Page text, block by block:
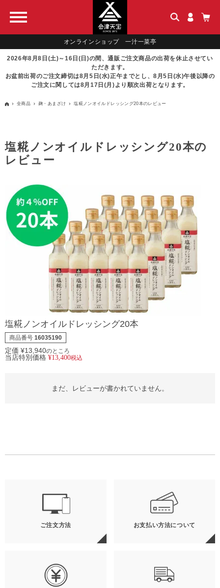
オンラインショップ 一汁一菜亭
2026年8月8日(土)～16日(日)の間、通販ご注文商品の出荷を休止させてい
ただきます。
お盆前出荷のご注文締切は8月5日(水)正午までとし、8月5日(水)午後以降の
ご注文に関しては8月17日(月)より順次出荷となります。
全商品 麹・あまざけ 塩糀ノンオイルドレッシング20本のレビュー
塩糀ノンオイルドレッシング20本の
レビュー
塩糀ノンオイルドレッシング20本
商品番号 16035190
定価 ¥13,940のところ
当店特別価格 ¥13,400税込
まだ、レビューが書かれていません。
ご注文方法 お支払い方法について